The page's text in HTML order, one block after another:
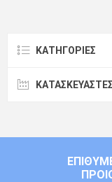
ΚΑΤΗΓΟΡΊΕΣ
ΚΑΤΑΣΚΕΥΑΣΤΈΣ